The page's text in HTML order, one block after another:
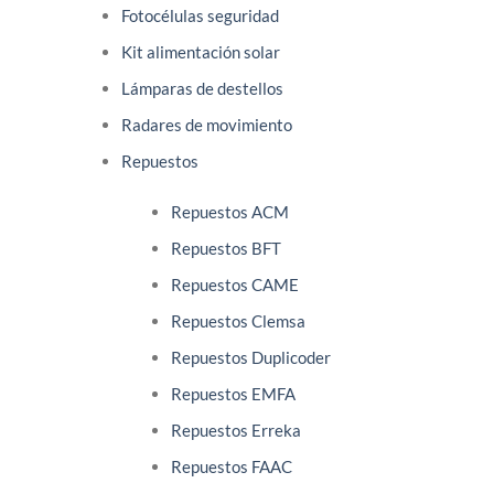
Fotocélulas seguridad
Kit alimentación solar
Lámparas de destellos
Radares de movimiento
Repuestos
Repuestos ACM
Repuestos BFT
Repuestos CAME
Repuestos Clemsa
Repuestos Duplicoder
Repuestos EMFA
Repuestos Erreka
Repuestos FAAC